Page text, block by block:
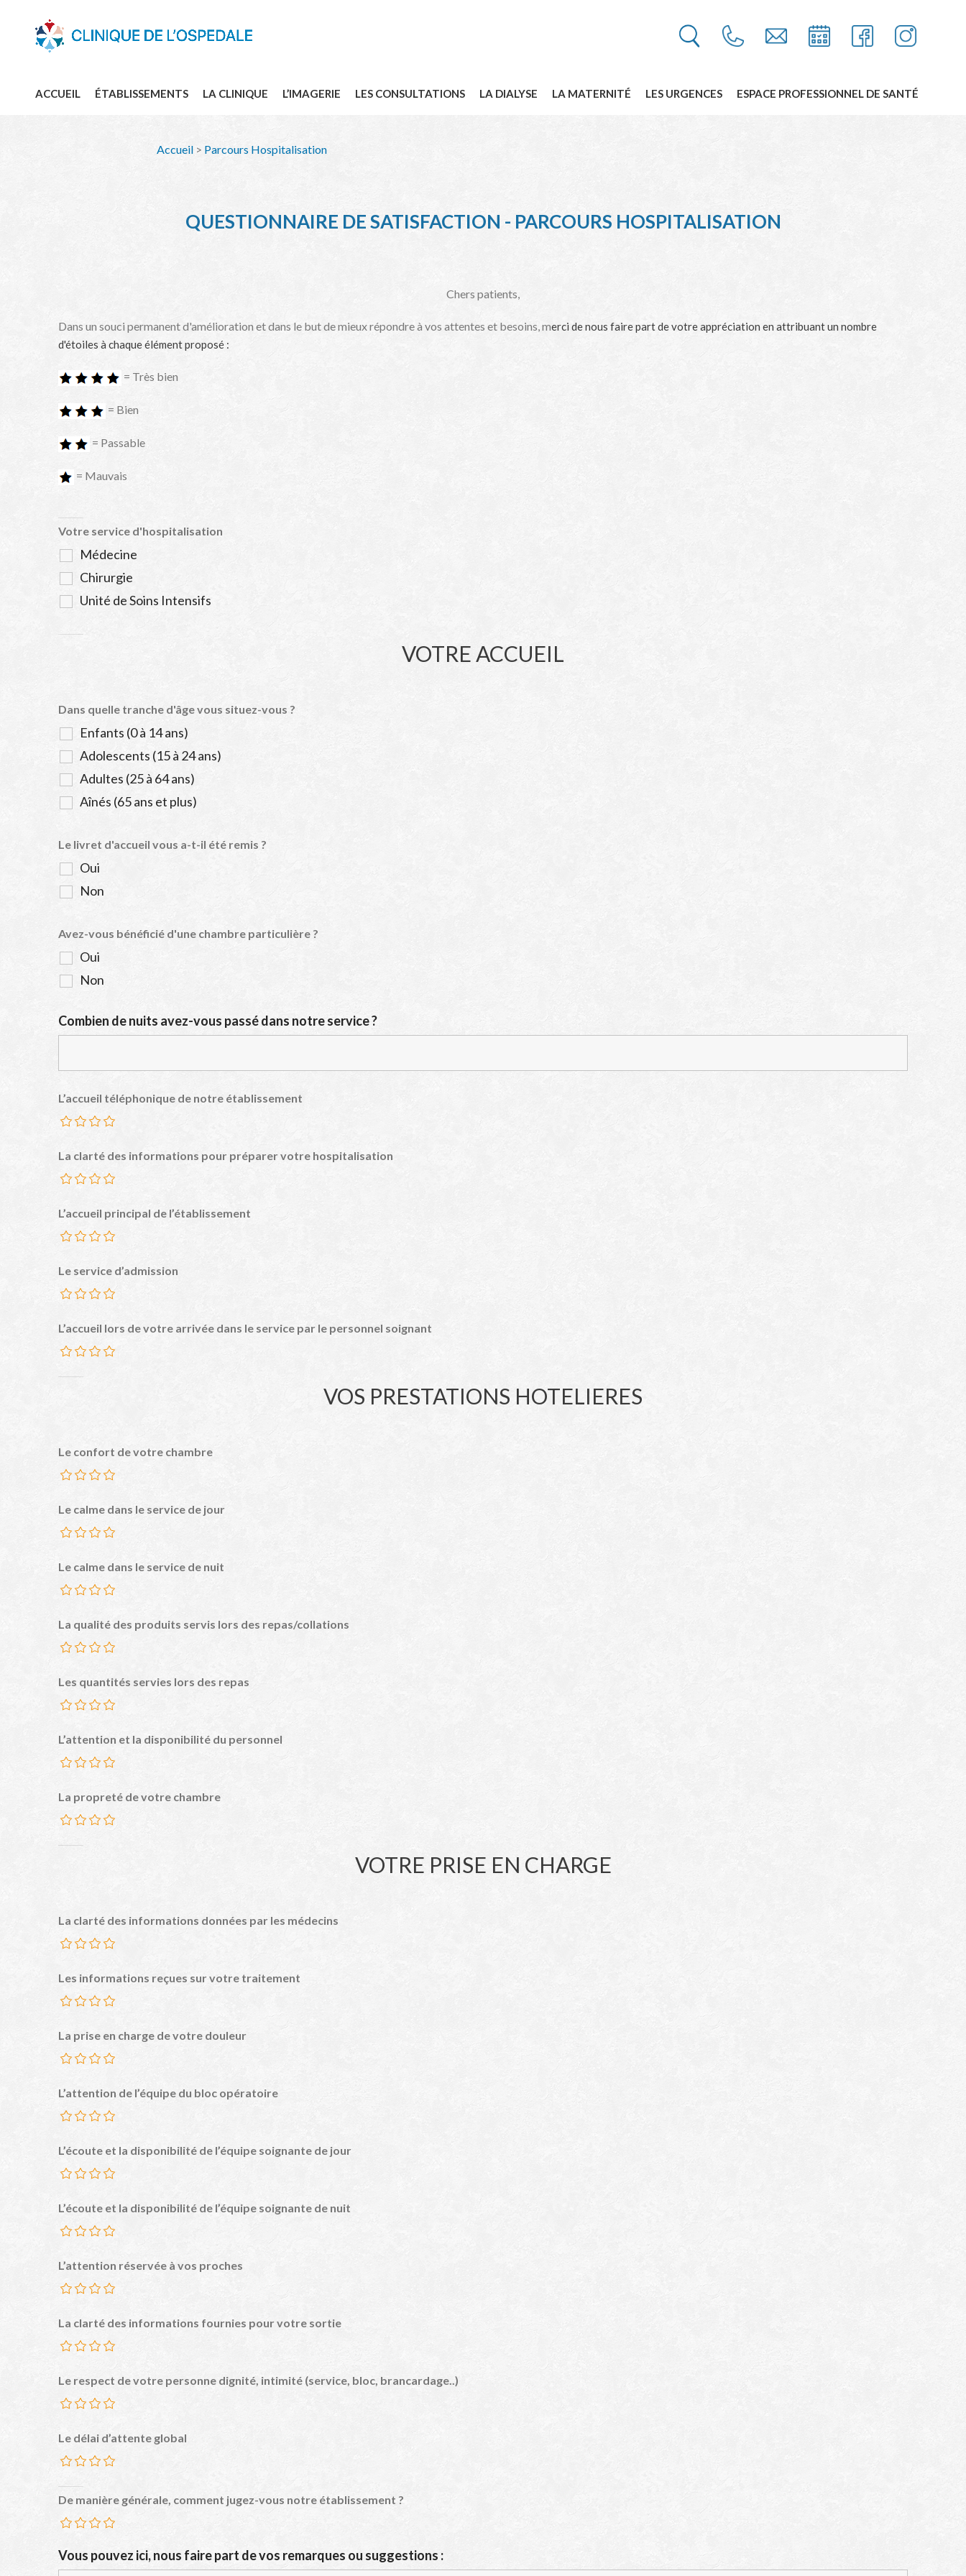
ACCUEIL ÉTABLISSEMENTS LA CLINIQUE L’IMAGERIE LES CONSULTATIONS LA DIALYSE LA MATERNITÉ LES URGENCES ESPACE PROFESSIONNEL DE SANTÉ
Accueil> Parcours Hospitalisation
QUESTIONNAIRE DE SATISFACTION - PARCOURS HOSPITALISATION
Chers patients,
Dans un souci permanent d'amélioration et dans le but de mieux répondre à vos attentes et besoins, merci de nous faire part de votre appréciation en attribuant un nombre
d'étoiles à chaque élément proposé :
= Très bien
= Bien
= Passable
= Mauvais
Votre service d'hospitalisation
Médecine
Chirurgie
Unité de Soins Intensifs
VOTRE ACCUEIL
Dans quelle tranche d'âge vous situez-vous ?
Enfants (0 à 14 ans)
Adolescents (15 à 24 ans)
Adultes (25 à 64 ans)
Aînés (65 ans et plus)
Le livret d'accueil vous a-t-il été remis ?
Oui
Non
Avez-vous bénéficié d'une chambre particulière ?
Oui
Non
Combien de nuits avez-vous passé dans notre service ?
L’accueil téléphonique de notre établissement
La clarté des informations pour préparer votre hospitalisation
L’accueil principal de l’établissement
Le service d’admission
L’accueil lors de votre arrivée dans le service par le personnel soignant
VOS PRESTATIONS HOTELIERES
Le confort de votre chambre
Le calme dans le service de jour
Le calme dans le service de nuit
La qualité des produits servis lors des repas/collations
Les quantités servies lors des repas
L’attention et la disponibilité du personnel
La propreté de votre chambre
VOTRE PRISE EN CHARGE
La clarté des informations données par les médecins
Les informations reçues sur votre traitement
La prise en charge de votre douleur
L’attention de l’équipe du bloc opératoire
L’écoute et la disponibilité de l’équipe soignante de jour
L’écoute et la disponibilité de l’équipe soignante de nuit
L’attention réservée à vos proches
La clarté des informations fournies pour votre sortie
Le respect de votre personne dignité, intimité (service, bloc, brancardage..)
Le délai d’attente global
De manière générale, comment jugez-vous notre établissement ?
Vous pouvez ici, nous faire part de vos remarques ou suggestions :